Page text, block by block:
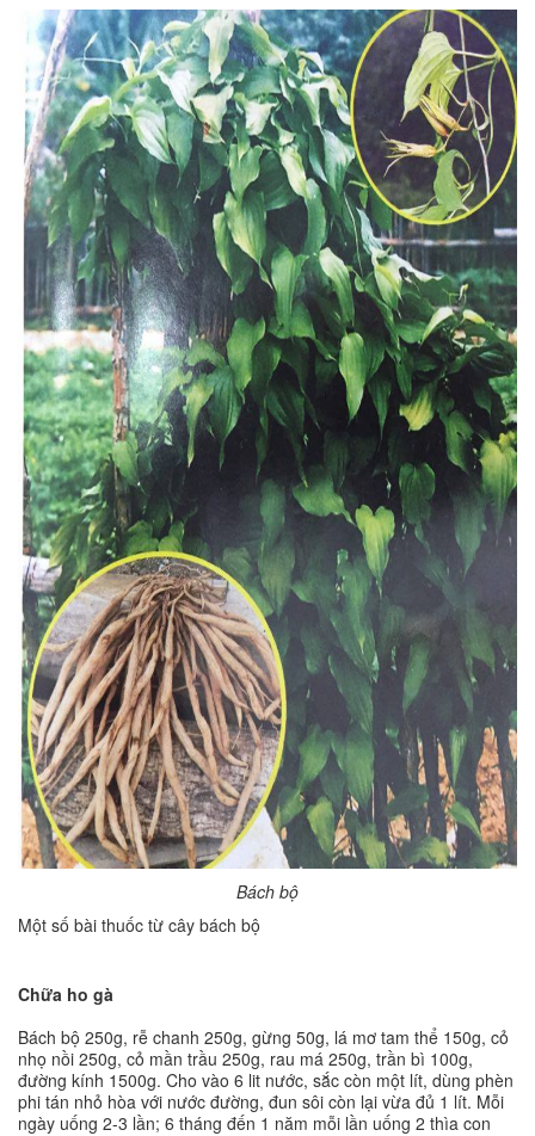
Bách bộ
Một số bài thuốc từ cây bách bộ
Chữa ho gà
Bách bộ 250g, rễ chanh 250g, gừng 50g, lá mơ tam thể 150g, cỏ
nhọ nồi 250g, cỏ mần trầu 250g, rau má 250g, trần bì 100g,
đường kính 1500g. Cho vào 6 lit nước, sắc còn một lít, dùng phèn
phi tán nhỏ hòa với nước đường, đun sôi còn lại vừa đủ 1 lít. Mỗi
ngày uống 2-3 lần; 6 tháng đến 1 năm mỗi lần uống 2 thìa con